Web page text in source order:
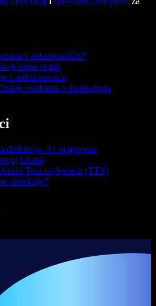
s anksioznošću?
treba pratiti
s anksioznošću
osobama s disleksijom
disleksiju: #1 ocijenjena
blizini
Text-to-Speech (TTS)
disleksije?